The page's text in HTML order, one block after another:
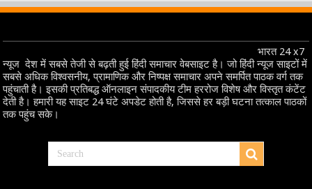
भारत 24 x7
न्यूज देश में सबसे तेजी से बढ़ती हुई हिंदी समाचार वेबसाइट है। जो हिंदी न्यूज साइटों में
सबसे अधिक विश्वसनीय, प्रामाणिक और निष्पक्ष समाचार अपने समर्पित पाठक वर्ग तक
पहुंचाती है। इसकी प्रतिबद्ध ऑनलाइन संपादकीय टीम हररोज विशेष और विस्तृत कंटेंट
देती है। हमारी यह साइट 24 घंटे अपडेट होती है, जिससे हर बड़ी घटना तत्काल पाठकों
तक पहुंच सके।